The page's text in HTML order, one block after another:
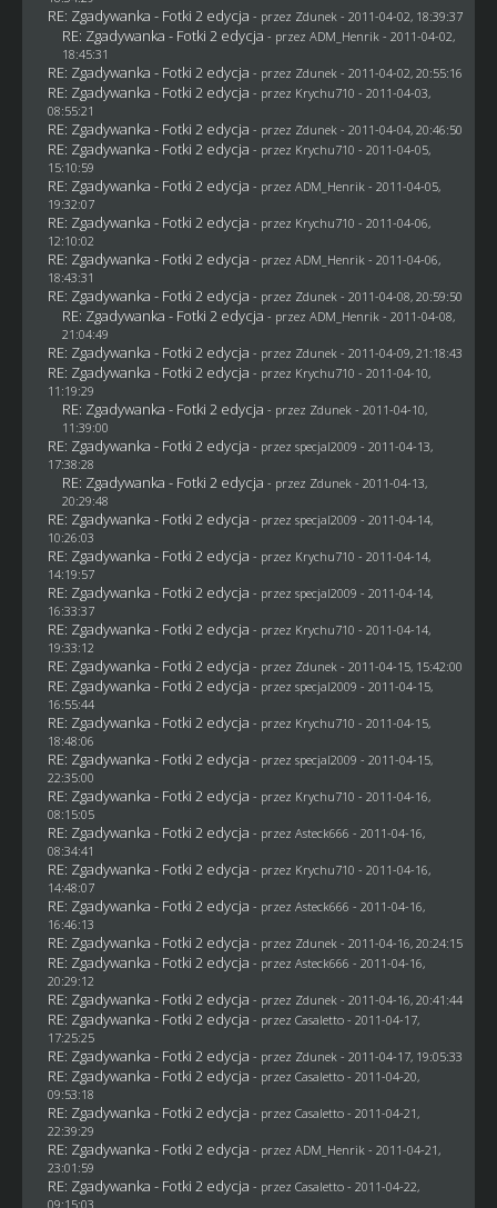
RE: Zgadywanka - Fotki 2 edycja - przez Zdunek - 2011-04-02, 18:39:37
RE: Zgadywanka - Fotki 2 edycja - przez ADM_Henrik - 2011-04-02,
18:45:31
RE: Zgadywanka - Fotki 2 edycja - przez Zdunek - 2011-04-02, 20:55:16
RE: Zgadywanka - Fotki 2 edycja - przez Krychu710 - 2011-04-03,
08:55:21
RE: Zgadywanka - Fotki 2 edycja - przez Zdunek - 2011-04-04, 20:46:50
RE: Zgadywanka - Fotki 2 edycja - przez Krychu710 - 2011-04-05,
15:10:59
RE: Zgadywanka - Fotki 2 edycja - przez ADM_Henrik - 2011-04-05,
19:32:07
RE: Zgadywanka - Fotki 2 edycja - przez Krychu710 - 2011-04-06,
12:10:02
RE: Zgadywanka - Fotki 2 edycja - przez ADM_Henrik - 2011-04-06,
18:43:31
RE: Zgadywanka - Fotki 2 edycja - przez Zdunek - 2011-04-08, 20:59:50
RE: Zgadywanka - Fotki 2 edycja - przez ADM_Henrik - 2011-04-08,
21:04:49
RE: Zgadywanka - Fotki 2 edycja - przez Zdunek - 2011-04-09, 21:18:43
RE: Zgadywanka - Fotki 2 edycja - przez Krychu710 - 2011-04-10,
11:19:29
RE: Zgadywanka - Fotki 2 edycja - przez Zdunek - 2011-04-10,
11:39:00
RE: Zgadywanka - Fotki 2 edycja - przez specjal2009 - 2011-04-13,
17:38:28
RE: Zgadywanka - Fotki 2 edycja - przez Zdunek - 2011-04-13,
20:29:48
RE: Zgadywanka - Fotki 2 edycja - przez specjal2009 - 2011-04-14,
10:26:03
RE: Zgadywanka - Fotki 2 edycja - przez Krychu710 - 2011-04-14,
14:19:57
RE: Zgadywanka - Fotki 2 edycja - przez specjal2009 - 2011-04-14,
16:33:37
RE: Zgadywanka - Fotki 2 edycja - przez Krychu710 - 2011-04-14,
19:33:12
RE: Zgadywanka - Fotki 2 edycja - przez Zdunek - 2011-04-15, 15:42:00
RE: Zgadywanka - Fotki 2 edycja - przez specjal2009 - 2011-04-15,
16:55:44
RE: Zgadywanka - Fotki 2 edycja - przez Krychu710 - 2011-04-15,
18:48:06
RE: Zgadywanka - Fotki 2 edycja - przez specjal2009 - 2011-04-15,
22:35:00
RE: Zgadywanka - Fotki 2 edycja - przez Krychu710 - 2011-04-16,
08:15:05
RE: Zgadywanka - Fotki 2 edycja - przez Asteck666 - 2011-04-16,
08:34:41
RE: Zgadywanka - Fotki 2 edycja - przez Krychu710 - 2011-04-16,
14:48:07
RE: Zgadywanka - Fotki 2 edycja - przez Asteck666 - 2011-04-16,
16:46:13
RE: Zgadywanka - Fotki 2 edycja - przez Zdunek - 2011-04-16, 20:24:15
RE: Zgadywanka - Fotki 2 edycja - przez Asteck666 - 2011-04-16,
20:29:12
RE: Zgadywanka - Fotki 2 edycja - przez Zdunek - 2011-04-16, 20:41:44
RE: Zgadywanka - Fotki 2 edycja - przez Casaletto- 2011-04-17,
17:25:25
RE: Zgadywanka - Fotki 2 edycja - przez Zdunek - 2011-04-17, 19:05:33
RE: Zgadywanka - Fotki 2 edycja - przez Casaletto- 2011-04-20,
09:53:18
RE: Zgadywanka - Fotki 2 edycja - przez Casaletto- 2011-04-21,
22:39:29
RE: Zgadywanka - Fotki 2 edycja - przez ADM_Henrik - 2011-04-21,
23:01:59
RE: Zgadywanka - Fotki 2 edycja - przez Casaletto- 2011-04-22,
09:15:03